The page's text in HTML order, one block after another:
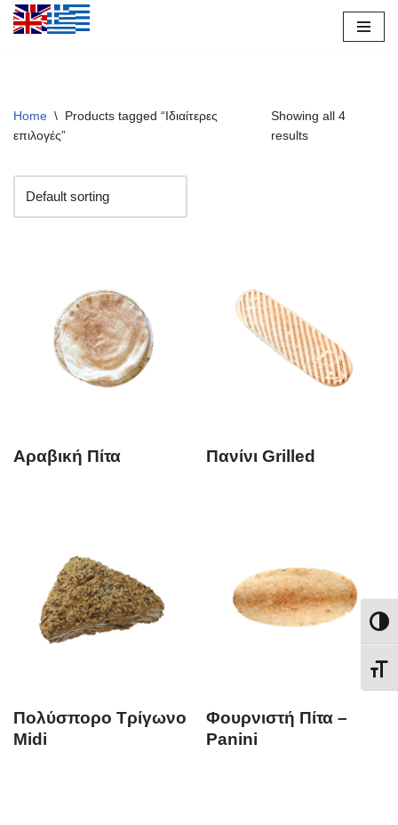
Home \ Products tagged “Ιδιαίτερες
επιλογές”
Showing all 4
results
Αραβική Πίτα Πανίνι Grilled
Πολύσπορο Τρίγωνο
Midi
Φουρνιστή Πίτα –
Panini